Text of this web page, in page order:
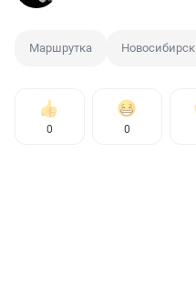
Маршрутка Новосибирск
0 0